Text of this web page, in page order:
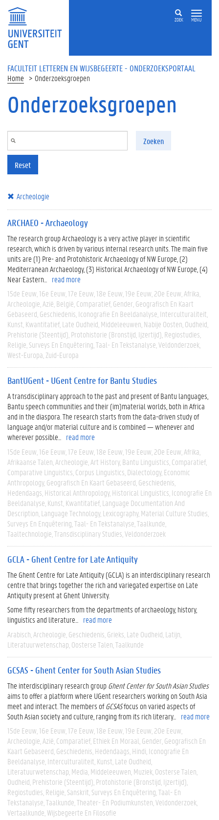
Overslaan en naar de inhoud gaan
ZOEK MENU
FACULTEIT LETTEREN EN WIJSBEGEERTE - ONDERZOEKSPORTAAL
Home Onderzoeksgroepen
Onderzoeksgroepen
Zoeken
Reset
Archeologie
ARCHAEO - Archaeology
The research group Archaeology is a very active player in scientific
research, which is driven by various internal research units. The main five
units are (1) Pre- and Protohistoric Archaeology of NW Europe, (2)
Mediterranean Archaeology, (3) Historical Archaeology of NW Europe, (4)
Near Eastern...
read more
15de Eeuw 16e Eeuw 17e Eeuw 18e Eeuw 19e Eeuw 20e Eeuw Afrika
Archeologie Azië België Comparatief Gender Geografisch En Kaart
Gebaseerd Geschiedenis Iconografie En Beeldanalyse Interculturaliteit
Kunst Kwantitatief Late Oudheid Middeleeuwen Nabije Oosten Oudheid
Prehistorie (steentijd) Protohistorie (bronstijd, Ijzertijd) Regiostudies
Religie Surveys En Enquêtering Taal- En Tekstanalyse Veldonderzoek
West-Europa Zuid-Europa
BantUGent - UGent Centre for Bantu Studies
A transdisciplinary approach to the past and present of Bantu languages,
Bantu speech communities and their (im)material worlds, both in Africa
and in the diaspora. The research starts from the data-driven study of
language and/or material culture and is combined — whenever and
wherever possible...
read more
15de Eeuw 16e Eeuw 17e Eeuw 18e Eeuw 19e Eeuw 20e Eeuw Afrika
Afrikaanse Talen Archeologie Art History Bantu Linguistics Comparatief
Comparative Linguistics Corpus Linguistics Dialectology Economic
Anthropology Geografisch En Kaart Gebaseerd Geschiedenis
Hedendaags Historical Anthropology Historical Linguistics Iconografie En
Beeldanalyse Kunst Kwantitatief Language Documentation And
Description Language Technology Lexicography Material Culture Studies
Surveys En Enquêtering Taal- En Tekstanalyse Taalkunde
Taaltechnologie Transdisciplinary Studies Veldonderzoek
GCLA - Ghent Centre for Late Antiquity
The Ghent Centre for Late Antiquity (GCLA) is an interdisciplinary research
centre that brings together the rich and variegated expertise on Late
Antiquity present at Ghent University.
Some fifty researchers from the departments of archaeology, history,
linguistics and literature...
read more
Arabisch Archeologie Geschiedenis Grieks Late Oudheid Latijn
Literatuurwetenschap Oosterse Talen Taalkunde
GCSAS - Ghent Center for South Asian Studies
The interdisciplinary research groupGhent Center for South Asian Studies
aims to offer a platform where UGent researchers working on South Asia
meet and interact. The members ofGCSASfocus on varied aspects of
South Asian society and culture, ranging from its rich literary...
read more
15de Eeuw 16e Eeuw 17e Eeuw 18e Eeuw 19e Eeuw 20e Eeuw
Archeologie Azië Comparatief Ethiek En Moraal Gender Geografisch En
Kaart Gebaseerd Geschiedenis Hedendaags Hindi Iconografie En
Beeldanalyse Interculturaliteit Kunst Late Oudheid
Literatuurwetenschap Media Middeleeuwen Muziek Oosterse Talen
Oudheid Prehistorie (steentijd) Protohistorie (bronstijd, Ijzertijd)
Regiostudies Religie Sanskrit Surveys En Enquêtering Taal- En
Tekstanalyse Taalkunde Theater- En Podiumkunsten Veldonderzoek
Vertaalkunde Wijsbegeerte En Filosofie